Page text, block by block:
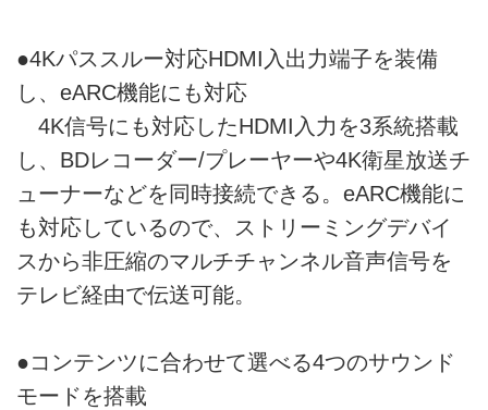
●4Kパススルー対応HDMI入出力端子を装備
し、eARC機能にも対応
4K信号にも対応したHDMI入力を3系統搭載
し、BDレコーダー/プレーヤーや4K衛星放送チ
ューナーなどを同時接続できる。eARC機能に
も対応しているので、ストリーミングデバイ
スから非圧縮のマルチチャンネル音声信号を
テレビ経由で伝送可能。
●コンテンツに合わせて選べる4つのサウンド
モードを搭載